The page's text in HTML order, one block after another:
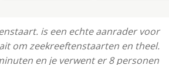
is een echte aanrader voor
om zeekreeftenstaarten en theel.
en je verwent er 8 personen